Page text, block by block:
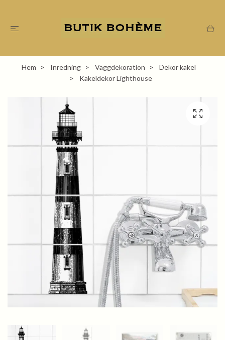
Hem Inredning Väggdekoration
Dekor kakel
Kakeldekor Lighthouse